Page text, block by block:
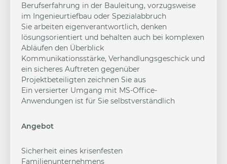
Berufserfahrung in der Bauleitung, vorzugsweise
im Ingenieurtiefbau oder Spezialabbruch
Sie arbeiten eigenverantwortlich, denken
lösungsorientiert und behalten auch bei komplexen
Abläufen den Überblick
Kommunikationsstärke, Verhandlungsgeschick und
ein sicheres Auftreten gegenüber
Projektbeteiligten zeichnen Sie aus
Ein versierter Umgang mit MS-Office-
Anwendungen ist für Sie selbstverständlich
Angebot
Sicherheit eines krisenfesten
Familienunternehmens